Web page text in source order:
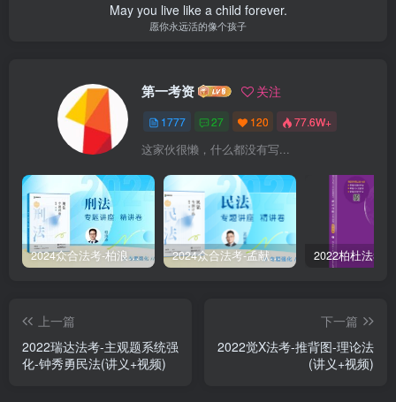
May you live like a child forever.
愿你永远活的像个孩子
第一考资 关注
1777 27 120 77.6W+
这家伙很懒，什么都没有写...
2024众合法考-柏浪涛刑法-精讲卷pdf电子版（附视频1-76全） 2024众合法考-孟献贵民法-精讲卷.pdf
上一篇
2022瑞达法考-主观题系统强
化-钟秀勇民法(讲义+视频)
下一篇
2022觉X法考-推背图-理论法
(讲义+视频)